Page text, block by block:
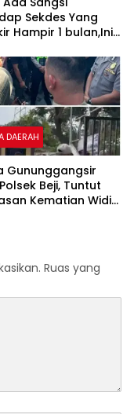
Sekdes Yang
Hampir 1 bulan,Ini
DAERAH
Gununggangsir
Beji, Tuntut
Kematian Widi
Ruas yang